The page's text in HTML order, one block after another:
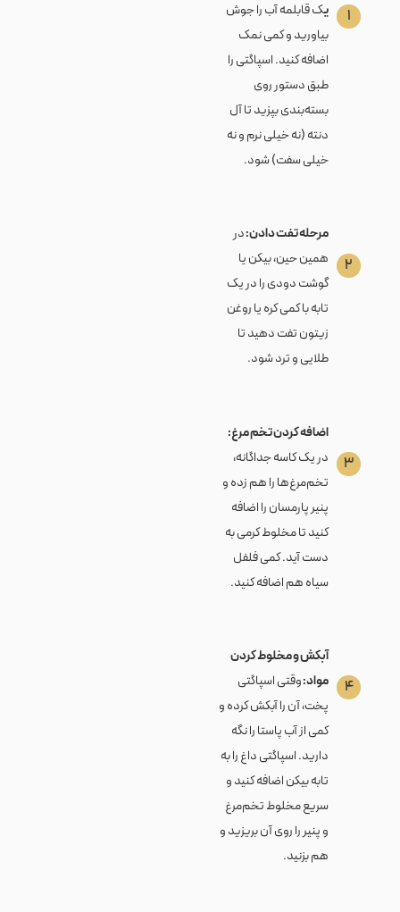
۱
یک قابلمه آب را جوش
بیاورید و کمی نمک
اضافه کنید. اسپاگتی را
طبق دستور روی
بسته‌بندی بپزید تا آل
دنته (نه خیلی نرم و نه
خیلی سفت) شود.
۲
مرحله تفت دادن:در
همین حین، بیکن یا
گوشت دودی را در یک
تابه با کمی کره یا روغن
زیتون تفت دهید تا
طلایی و ترد شود.
۳
اضافه کردن تخم مرغ:
در یک کاسه جداگانه،
تخم‌مرغ‌ها را هم زده و
پنیر پارمسان را اضافه
کنید تا مخلوط کرمی به
دست آید. کمی فلفل
سیاه هم اضافه کنید.
۴
آبکش و مخلوط کردن
مواد:وقتی اسپاگتی
پخت، آن را آبکش کرده و
کمی از آب پاستا را نگه
دارید. اسپاگتی داغ را به
تابه بیکن اضافه کنید و
سریع مخلوط تخم‌مرغ
و پنیر را روی آن بریزید و
هم بزنید.